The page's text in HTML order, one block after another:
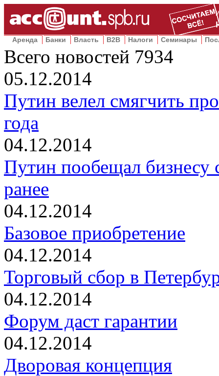
Аренда Банки Власть B2B Налоги Семинары
Всего новостей 7934
05.12.2014
Путин велел смягчить
года
04.12.2014
Путин пообещал бизнесу
ранее
04.12.2014
Базовое приобретение
04.12.2014
Торговый сбор в
04.12.2014
Форум даст гарантии
04.12.2014
Дворовая концепция